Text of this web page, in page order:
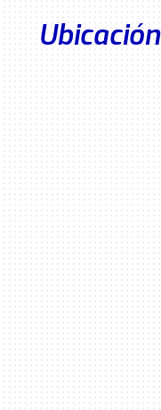
Ubicación